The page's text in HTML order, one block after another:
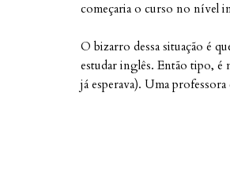
começaria o curso no nível
O bizarro dessa situação é
estudar inglês. Então tipo, é
já esperava). Uma